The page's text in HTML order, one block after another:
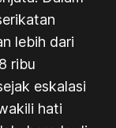
lebih dari
ribu
eskalasi
hati